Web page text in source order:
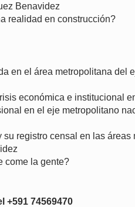
Benavidez
realidad en construcción?
en el área metropolitana del
económica e institucional
en el eje metropolitano
registro censal en las
come la gente?
+591 74569470